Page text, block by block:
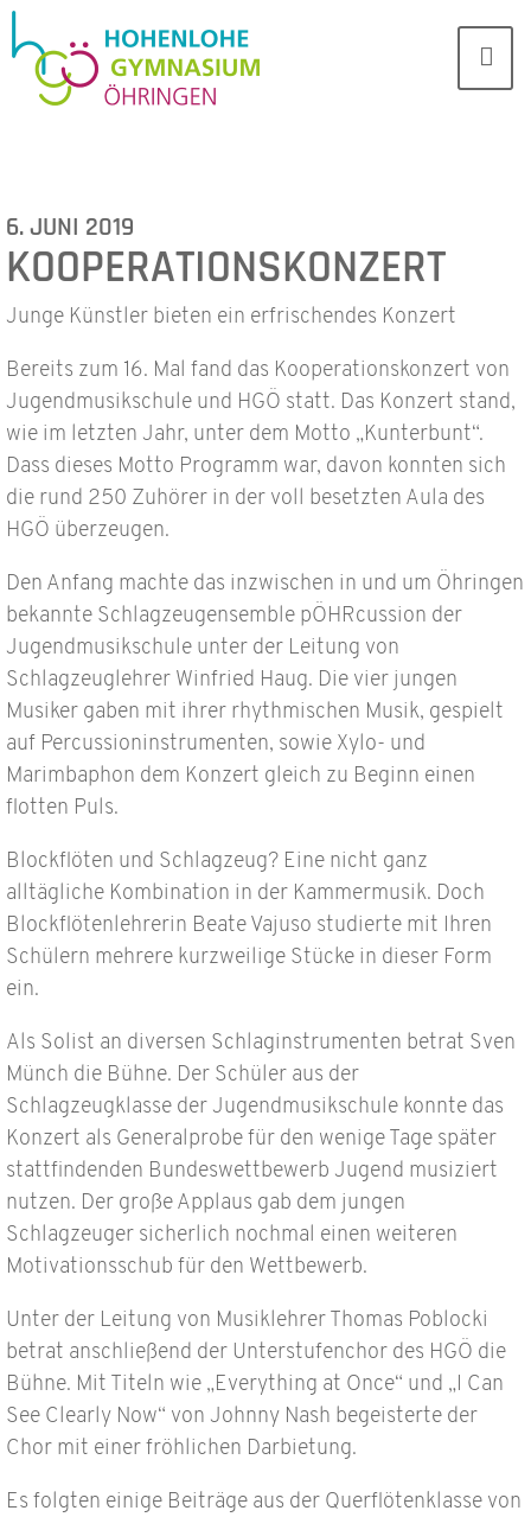
6. JUNI 2019
KOOPERATIONSKONZERT
Junge Künstler bieten ein erfrischendes Konzert
Bereits zum 16. Mal fand das Kooperationskonzert von
Jugendmusikschule und HGÖ statt. Das Konzert stand,
wie im letzten Jahr, unter dem Motto „Kunterbunt“.
Dass dieses Motto Programm war, davon konnten sich
die rund 250 Zuhörer in der voll besetzten Aula des
HGÖ überzeugen.
Den Anfang machte das inzwischen in und um Öhringen
bekannte Schlagzeugensemble pÖHRcussion der
Jugendmusikschule unter der Leitung von
Schlagzeuglehrer Winfried Haug. Die vier jungen
Musiker gaben mit ihrer rhythmischen Musik, gespielt
auf Percussioninstrumenten, sowie Xylo- und
Marimbaphon dem Konzert gleich zu Beginn einen
flotten Puls.
Blockflöten und Schlagzeug? Eine nicht ganz
alltägliche Kombination in der Kammermusik. Doch
Blockflötenlehrerin Beate Vajuso studierte mit Ihren
Schülern mehrere kurzweilige Stücke in dieser Form
ein.
Als Solist an diversen Schlaginstrumenten betrat Sven
Münch die Bühne. Der Schüler aus der
Schlagzeugklasse der Jugendmusikschule konnte das
Konzert als Generalprobe für den wenige Tage später
stattfindenden Bundeswettbewerb Jugend musiziert
nutzen. Der große Applaus gab dem jungen
Schlagzeuger sicherlich nochmal einen weiteren
Motivationsschub für den Wettbewerb.
Unter der Leitung von Musiklehrer Thomas Poblocki
betrat anschließend der Unterstufenchor des HGÖ die
Bühne. Mit Titeln wie „Everything at Once“ und „I Can
See Clearly Now“ von Johnny Nash begeisterte der
Chor mit einer fröhlichen Darbietung.
Es folgten einige Beiträge aus der Querflötenklasse von